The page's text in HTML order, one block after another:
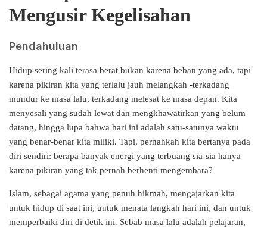
Mengusir Kegelisahan
Pendahuluan
Hidup sering kali terasa berat bukan karena beban yang ada, tapi
karena pikiran kita yang terlalu jauh melangkah -terkadang
mundur ke masa lalu, terkadang melesat ke masa depan. Kita
menyesali yang sudah lewat dan mengkhawatirkan yang belum
datang, hingga lupa bahwa hari ini adalah satu-satunya waktu
yang benar-benar kita miliki. Tapi, pernahkah kita bertanya pada
diri sendiri: berapa banyak energi yang terbuang sia-sia hanya
karena pikiran yang tak pernah berhenti mengembara?
Islam, sebagai agama yang penuh hikmah, mengajarkan kita
untuk hidup di saat ini, untuk menata langkah hari ini, dan untuk
memperbaiki diri di detik ini. Sebab masa lalu adalah pelajaran,